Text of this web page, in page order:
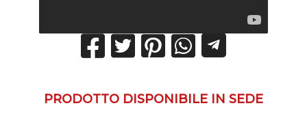
PRODOTTO DISPONIBILE IN SEDE